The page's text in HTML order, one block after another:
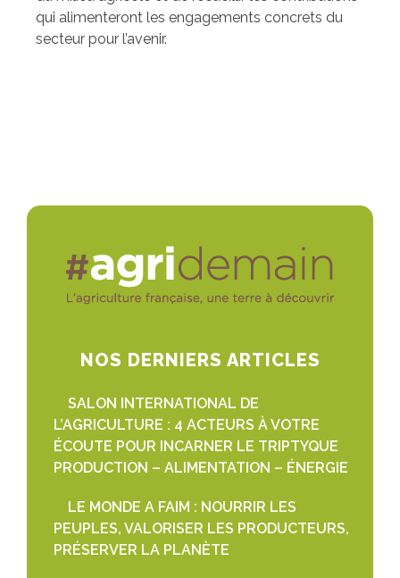
qui alimenteront les engagements concrets du
secteur pour l’avenir.
NOS DERNIERS ARTICLES
SALON INTERNATIONAL DE
L’AGRICULTURE : 4 ACTEURS À VOTRE
ÉCOUTE POUR INCARNER LE TRIPTYQUE
PRODUCTION – ALIMENTATION – ÉNERGIE
LE MONDE A FAIM : NOURRIR LES
PEUPLES, VALORISER LES PRODUCTEURS,
PRÉSERVER LA PLANÈTE